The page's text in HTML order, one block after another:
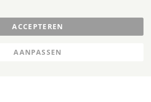
ACCEPTEREN
AANPASSEN